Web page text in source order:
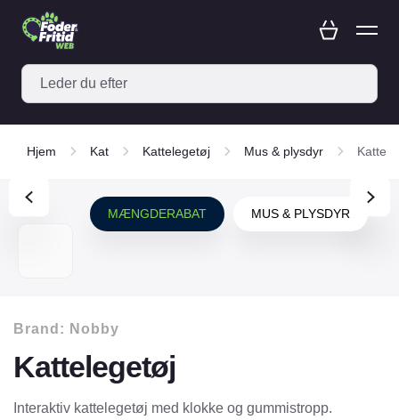
Hjem Kat Kattelegetøj Mus & plysdyr
MÆNGDERABAT MUS & PLYSDYR
Brand: Nobby
Kattelegetøj
Interaktiv kattelegetøj med klokke og gummistropp.